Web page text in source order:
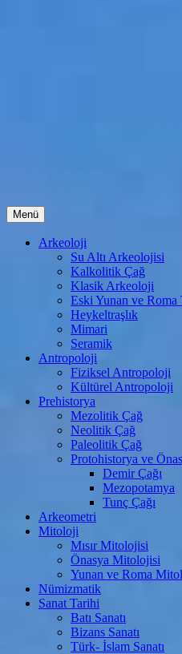
Menü İçeriğe
atla
Arkeoloji
Su Altı Arkeolojisi
Kalkolitik Çağ
Klasik Arkeoloji
Eski Yunan ve
Heykeltraşlık
Mimari
Seramik
Antropoloji
Fiziksel Antropoloji
Kültürel Antropoloji
Prehistorya
Mezolitik Çağ
Neolitik Çağ
Paleolitik Çağ
Protohistorya ve
Demir Çağı
Mezopotamya
Tunç Çağı
Arkeometri
Mitoloji
Mısır Mitolojisi
Önasya Mitolojisi
Yunan ve Roma
Nümizmatik
Sanat Tarihi
Batı Sanatı
Bizans Sanatı
Türk- İslam Sanatı